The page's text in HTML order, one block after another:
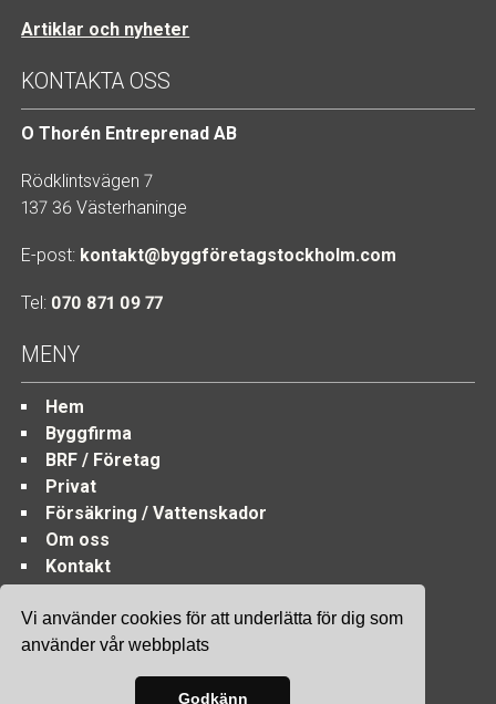
Vi använder cookies för att underlätta för dig som
använder vår webbplats
Godkänn
Artiklar och nyheter
KONTAKTA OSS
O Thorén Entreprenad AB
Rödklintsvägen 7
137 36 Västerhaninge
E-post: kontakt@byggföretagstockholm.com
Tel: 070 871 09 77
MENY
Hem
Byggfirma
BRF / Företag
Privat
Försäkring / Vattenskador
Om oss
Kontakt
©2026